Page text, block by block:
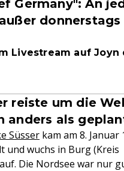
Germany": An
donnerstags
Livestream auf Joyn
reiste um die
anders als
Süsser kam am 8. Januar
und wuchs in Burg (Kreis
Die Nordsee war nur